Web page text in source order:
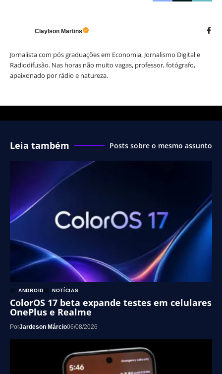
Claylson Martins
Jornalista com pós graduações em Economia, Jornalismo Digital e
Radiodifusão. Nas horas não muito vagas, professor, fotógrafo,
apaixonado por rádio e natureza.
Leia também Posts sobre o mesmo assunto
ANDROID NOTÍCIAS
ColorOS 17 beta expande testes em celulares
OnePlus e Realme
PorJardeson Márcio06/08/2026